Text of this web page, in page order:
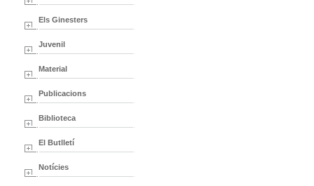
Els Ginesters
Juvenil
Material
Publicacions
Biblioteca
El Butlletí
Notícies